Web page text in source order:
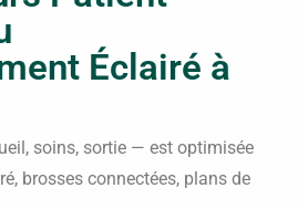
Éclairé à
soins, sortie — est optimisée
brosses connectées, plans de